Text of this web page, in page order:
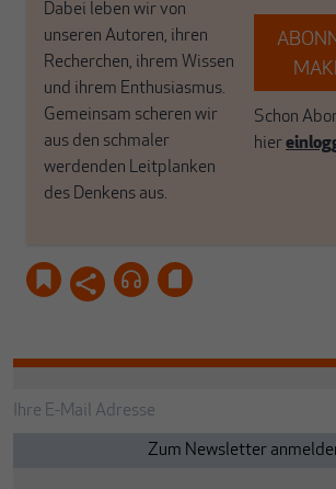
Dabei leben wir von
unseren Autoren, ihren
Recherchen, ihrem Wissen
und ihrem Enthusiasmus.
Gemeinsam scheren wir
aus den schmaler
werdenden Leitplanken
des Denkens aus.
Schon
hier